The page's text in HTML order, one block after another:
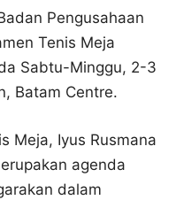
Pengusahaan
Tenis Meja
Sabtu-Minggu, 2-3
Batam Centre.
Meja, Iyus Rusmana
agenda
dalam